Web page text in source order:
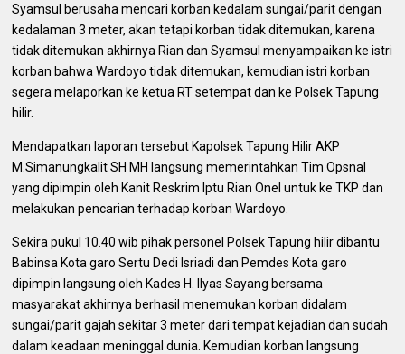
Syamsul berusaha mencari korban kedalam sungai/parit dengan
kedalaman 3 meter, akan tetapi korban tidak ditemukan, karena
tidak ditemukan akhirnya Rian dan Syamsul menyampaikan ke istri
korban bahwa Wardoyo tidak ditemukan, kemudian istri korban
segera melaporkan ke ketua RT setempat dan ke Polsek Tapung
hilir.
Mendapatkan laporan tersebut Kapolsek Tapung Hilir AKP
M.Simanungkalit SH MH langsung memerintahkan Tim Opsnal
yang dipimpin oleh Kanit Reskrim Iptu Rian Onel untuk ke TKP dan
melakukan pencarian terhadap korban Wardoyo.
Sekira pukul 10.40 wib pihak personel Polsek Tapung hilir dibantu
Babinsa Kota garo Sertu Dedi Isriadi dan Pemdes Kota garo
dipimpin langsung oleh Kades H. Ilyas Sayang bersama
masyarakat akhirnya berhasil menemukan korban didalam
sungai/parit gajah sekitar 3 meter dari tempat kejadian dan sudah
dalam keadaan meninggal dunia. Kemudian korban langsung